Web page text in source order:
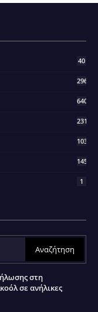
40
296
640
2317
103
145
1
στη
σε ανήλικες